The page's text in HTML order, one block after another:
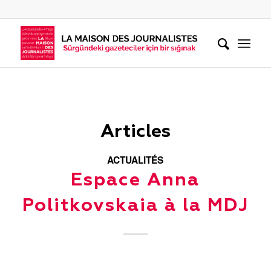
Articles
ACTUALITÉS
Espace Anna
Politkovskaia à la MDJ